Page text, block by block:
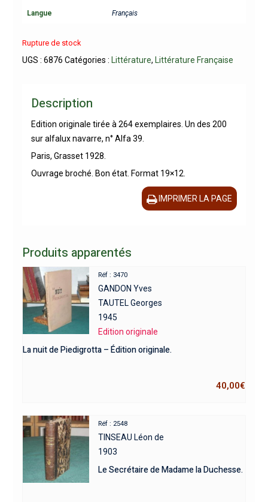
Langue Français
Rupture de stock
UGS : 6876 Catégories : Littérature, Littérature Française
Description
Edition originale tirée à 264 exemplaires. Un des 200
sur alfalux navarre, n° Alfa 39.
Paris, Grasset 1928.
Ouvrage broché. Bon état. Format 19×12.
IMPRIMER LA PAGE
Produits apparentés
Réf : 3470
GANDON Yves
TAUTEL Georges
1945
Edition originale
La nuit de Piedigrotta – Édition originale.
40,00€
Réf : 2548
TINSEAU Léon de
1903
Le Secrétaire de Madame la Duchesse.